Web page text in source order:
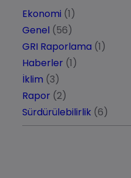
Ekonomi (1)
Genel (56)
GRI Raporlama (1)
Haberler (1)
İklim (3)
Rapor (2)
Sürdürülebilirlik (6)